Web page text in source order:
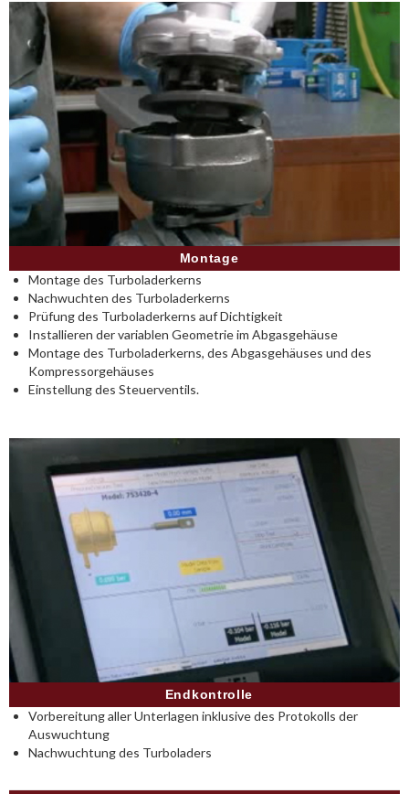
Montage
Montage des Turboladerkerns
Nachwuchten des Turboladerkerns
Prüfung des Turboladerkerns auf Dichtigkeit
Installieren der variablen Geometrie im Abgasgehäuse
Montage des Turboladerkerns, des Abgasgehäuses und des
Kompressorgehäuses
Einstellung des Steuerventils.
Endkontrolle
Vorbereitung aller Unterlagen inklusive des Protokolls der
Auswuchtung
Nachwuchtung des Turboladers